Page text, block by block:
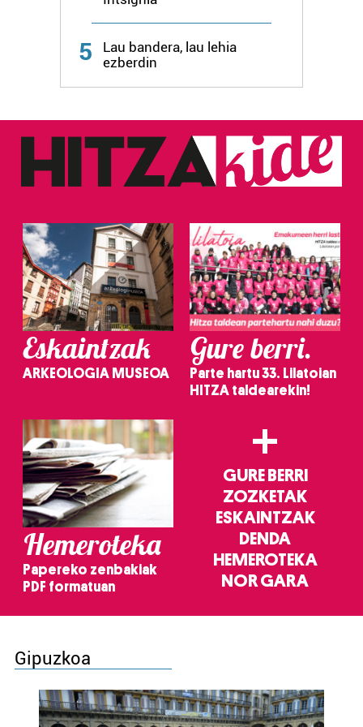
Webgune honek cookie propioak eta hirugarrenen cookie-
zerbitzuak hobetzeko asmoz, cookie teknologiaz
baliatzen gara. Ohar hau onartuz gero, teknologia hori
erabiltzeko baimen esplizitua ematen diguzu.Gehiago
5
Lau bandera, lau lehia
ezberdin
Eskaintzak
ARKEOLOGIA MUSEOA
Gure berri.
Parte hartu 33. Lilatoian
HITZA taldearekin!
Hemeroteka
Papereko zenbakiak
PDF formatuan
+
GURE BERRI
ZOZKETAK
ESKAINTZAK
DENDA
HEMEROTEKA
NOR GARA
Gipuzkoa